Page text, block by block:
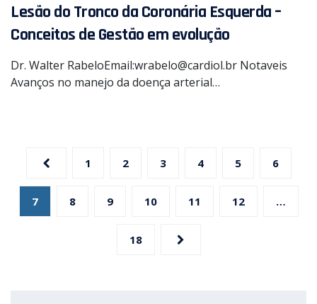
Lesão do Tronco da Coronária Esquerda –
Conceitos de Gestão em evolução
Dr. Walter RabeloEmail:wrabelo@cardiol.br Notaveis
Avanços ​​no manejo da doença arterial…
posts
1 2 3 4 5 6
7 8 9 10 11 12 …
18